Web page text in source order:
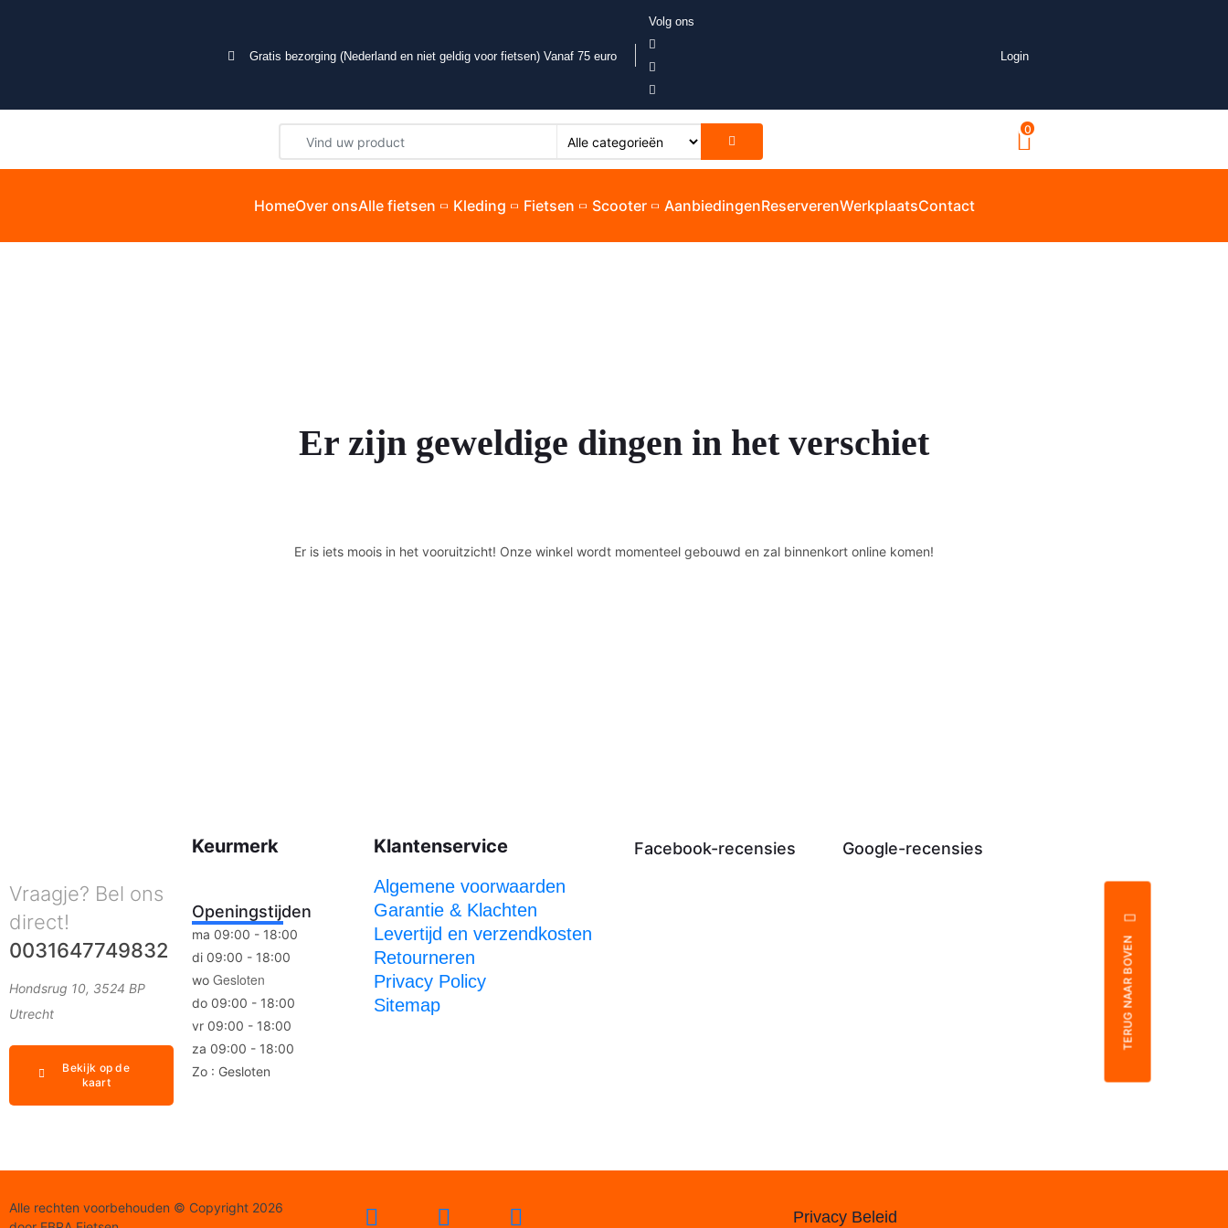
Gratis bezorging (Nederland en niet geldig voor fietsen) Vanaf 75 euro
Volg ons
Login
0
HomeOver onsAlle fietsen Kleding Fietsen Scooter AanbiedingenReserverenWerkplaatsContact
Er zijn geweldige dingen in het verschiet
Er is iets moois in het vooruitzicht! Onze winkel wordt momenteel gebouwd en zal binnenkort online komen!
Vraagje? Bel ons
direct!
0031647749832
Hondsrug 10, 3524 BP
Utrecht
Bekijk op de
kaart
Keurmerk
Openingstijden
ma 09:00 - 18:00
di 09:00 - 18:00
woGesloten
do 09:00 - 18:00
vr 09:00 - 18:00
za 09:00 - 18:00
Zo : Gesloten
Klantenservice
Algemene voorwaarden
Garantie & Klachten
Levertijd en verzendkosten
Retourneren
Privacy Policy
Sitemap
Facebook-recensies Google-recensies
TERUG NAAR BOVEN
Alle rechten voorbehouden © Copyright 2026
Privacy Beleid